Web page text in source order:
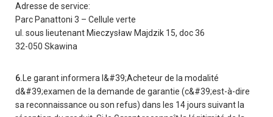
Adresse de service:
Parc Panattoni 3 – Cellule verte
ul. sous lieutenant Mieczysław Majdzik 15, doc 36
32-050 Skawina
6. Le garant informera l&#39;Acheteur de la modalité
d&#39;examen de la demande de garantie (c&#39;est-à-dire
sa reconnaissance ou son refus) dans les 14 jours suivant la